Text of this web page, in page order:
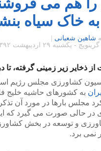
خاک سیاه
شاهین شعبانی
ذخایر زیر زمینی گرفته، تا
کشاورزی مجلس رژیم
به کشورهای حاشیه خلیج
مجلس بارها در مورد آن
حالی صورت می گیرد که
و توسعه در بخش
نمی برد.